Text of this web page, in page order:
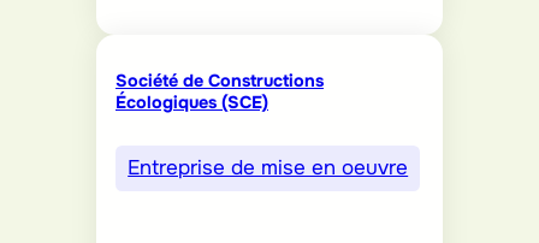
Société de Constructions
Écologiques (SCE)
Entreprise de mise en oeuvre